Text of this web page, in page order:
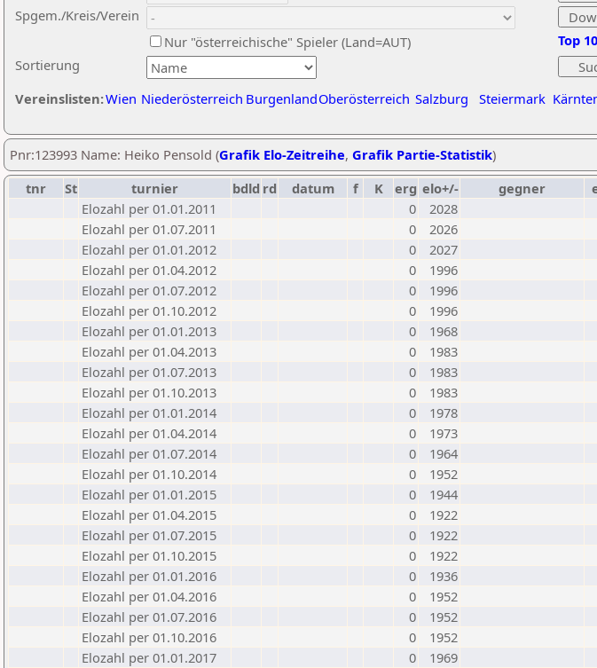
Sortierung
Spgem./Kreis/Verein
Nur "österreichische" Spieler (Land=AUT)
Vereinslisten:Wien Niederösterreich BurgenlandOberösterreich Salzburg Steiermark
Top
Pnr:123993 Name: Heiko Pensold (Grafik Elo-Zeitreihe, Grafik Partie-Statistik)
tnr
St turnier bdld rd datum f K erg elo+/- gegner
Elozahl per 01.01.2011
0
2028
Elozahl per 01.07.2011
0
2026
Elozahl per 01.01.2012
0
2027
Elozahl per 01.04.2012
0
1996
Elozahl per 01.07.2012
0
1996
Elozahl per 01.10.2012
0
1996
Elozahl per 01.01.2013
0
1968
Elozahl per 01.04.2013
0
1983
Elozahl per 01.07.2013
0
1983
Elozahl per 01.10.2013
0
1983
Elozahl per 01.01.2014
0
1978
Elozahl per 01.04.2014
0
1973
Elozahl per 01.07.2014
0
1964
Elozahl per 01.10.2014
0
1952
Elozahl per 01.01.2015
0
1944
Elozahl per 01.04.2015
0
1922
Elozahl per 01.07.2015
0
1922
Elozahl per 01.10.2015
0
1922
Elozahl per 01.01.2016
0
1936
Elozahl per 01.04.2016
0
1952
Elozahl per 01.07.2016
0
1952
Elozahl per 01.10.2016
0
1952
Elozahl per 01.01.2017
0
1969